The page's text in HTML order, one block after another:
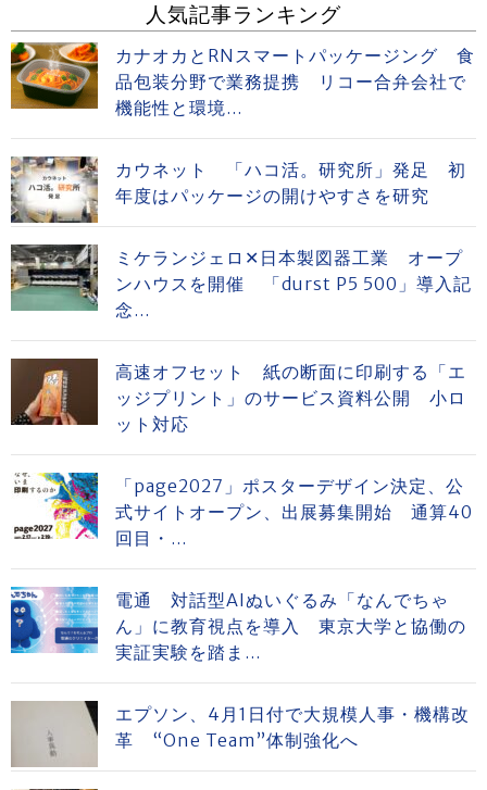
人気記事ランキング
カナオカとRNスマートパッケージング 食
品包装分野で業務提携 リコー合弁会社で
機能性と環境...
カウネット 「ハコ活。研究所」発足 初
年度はパッケージの開けやすさを研究
ミケランジェロ✕日本製図器工業 オープ
ンハウスを開催 「durst P5 500」導入記
念...
高速オフセット 紙の断面に印刷する「エ
ッジプリント」のサービス資料公開 小ロ
ット対応
「page2027」ポスターデザイン決定、公
式サイトオープン、出展募集開始 通算40
回目・...
電通 対話型AIぬいぐるみ「なんでちゃ
ん」に教育視点を導入 東京大学と協働の
実証実験を踏ま...
エプソン、4月1日付で大規模人事・機構改
革 “One Team”体制強化へ